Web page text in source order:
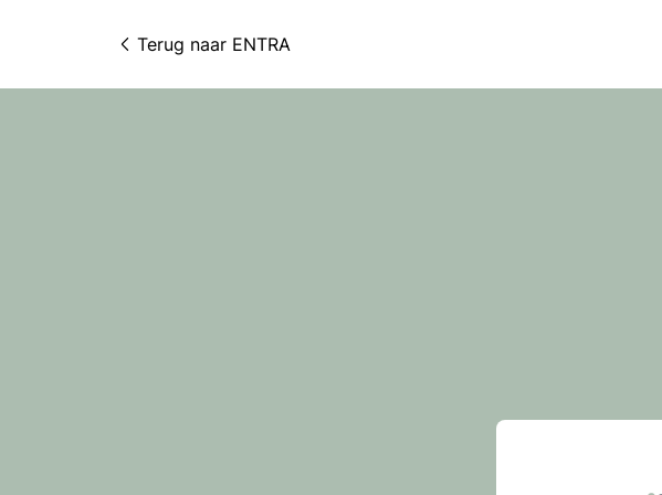
Terug naar ENTRA